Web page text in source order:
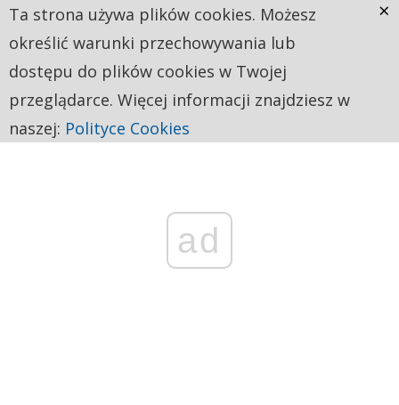
ad
Ta strona używa plików cookies. Możesz
określić warunki przechowywania lub
dostępu do plików cookies w Twojej
przeglądarce. Więcej informacji znajdziesz w
naszej: Polityce Cookies
×